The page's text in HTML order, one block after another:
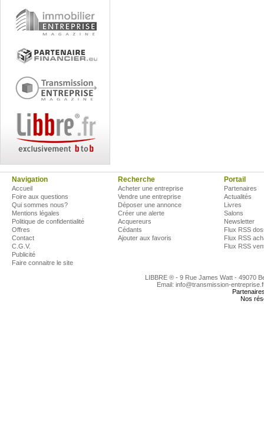
Navigation
Accueil
Foire aux questions
Qui sommes nous?
Mentions légales
Politique de confidentialité
Offres
Contact
C.G.V.
Publicité
Faire connaitre le site
Recherche
Acheter une entreprise
Vendre une entreprise
Déposer une annonce
Créer une alerte
Acquereurs
Cédants
Ajouter aux favoris
Portail
Partenaires
Actualités
Livres
Salons
Newsletter
Flux RSS
Flux RSS
Flux RSS
LIBBRE ® - 9 Rue James Watt - 49070
Email: info@transmission-
Nos